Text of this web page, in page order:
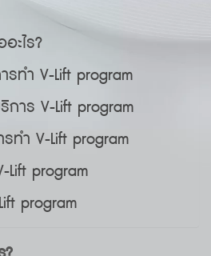
ะไร?
รทำ V-Lift program
การ V-Lift program
ทำ V-Lift program
Lift program
program